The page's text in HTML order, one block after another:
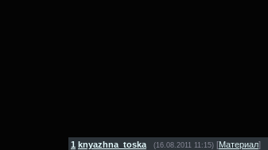
1 knyazhna_toska (16.08.2011 11:15) [Материал]